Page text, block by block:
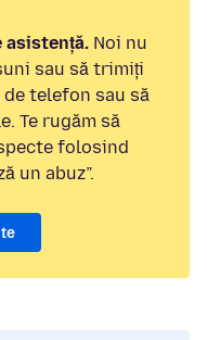
asistență.Noi nu
sau să trimiți
de telefon sau să
Te rugăm să
folosind
un abuz”.